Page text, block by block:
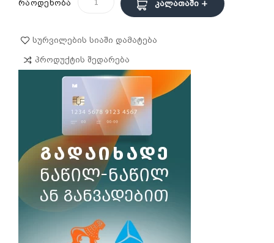
რაოდენობა Კალათაში +
Სურვილების Სიაში Დამატება
Პროდუქტის Შედარება